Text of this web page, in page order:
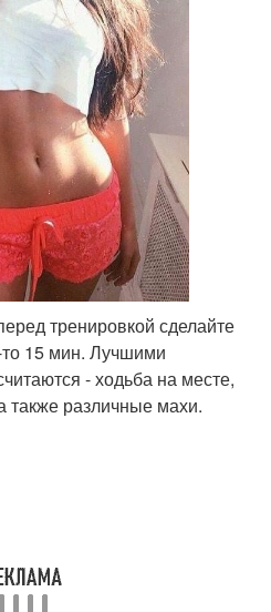
тренировкой сделайте
15 мин. Лучшими
- ходьба на месте,
также различные махи.